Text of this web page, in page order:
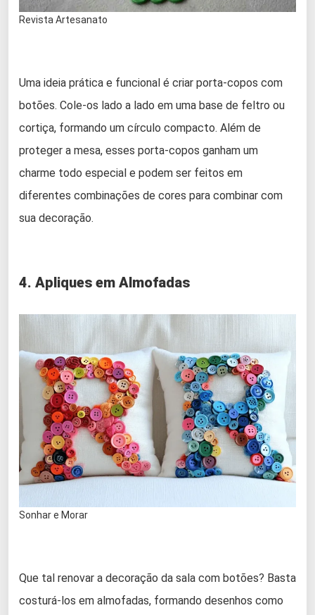
Revista Artesanato
Uma ideia prática e funcional é criar porta-copos com
botões. Cole-os lado a lado em uma base de feltro ou
cortiça, formando um círculo compacto. Além de
proteger a mesa, esses porta-copos ganham um
charme todo especial e podem ser feitos em
diferentes combinações de cores para combinar com
sua decoração.
4. Apliques em Almofadas
Sonhar e Morar
Que tal renovar a decoração da sala com botões? Basta
costurá-los em almofadas, formando desenhos como